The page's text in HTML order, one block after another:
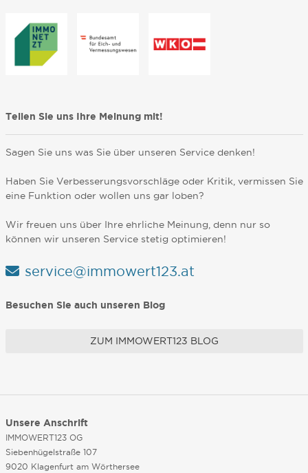
Teilen Sie uns Ihre Meinung mit!
Sagen Sie uns was Sie über unseren Service denken!
Haben Sie Verbesserungsvorschläge oder Kritik, vermissen Sie
eine Funktion oder wollen uns gar loben?
Wir freuen uns über Ihre ehrliche Meinung, denn nur so
können wir unseren Service stetig optimieren!
service@immowert123.at
Besuchen Sie auch unseren Blog
ZUM IMMOWERT123 BLOG
Unsere Anschrift
IMMOWERT123 OG
Siebenhügelstraße 107
9020 Klagenfurt am Wörthersee